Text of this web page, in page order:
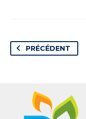
PRÉCÉDENT